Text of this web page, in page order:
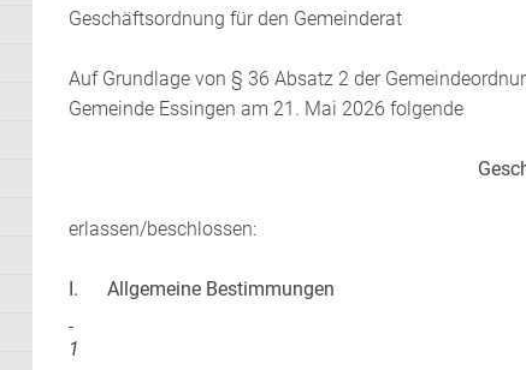
Geschäftsordnung für den Gemeinderat
Auf Grundlage von § 36 Absatz 2 der
Gemeinde Essingen am 21. Mai 2026 folgende
erlassen/beschlossen:
I. Allgemeine Bestimmungen
1